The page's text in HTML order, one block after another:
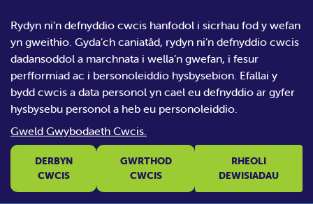
Rydyn ni’n defnyddio cwcis hanfodol i sicrhau fod y wefan
yn gweithio. Gyda’ch caniatâd, rydyn ni’n defnyddio cwcis
dadansoddol a marchnata i wella’n gwefan, i fesur
perfformiad ac i bersonoleiddio hysbysebion. Efallai y
bydd cwcis a data personol yn cael eu defnyddio ar gyfer
hysbysebu personol a heb eu personoleiddio.
Gweld Gwybodaeth Cwcis.
DERBYN
CWCIS
GWRTHOD
CWCIS
RHEOLI
DEWISIADAU